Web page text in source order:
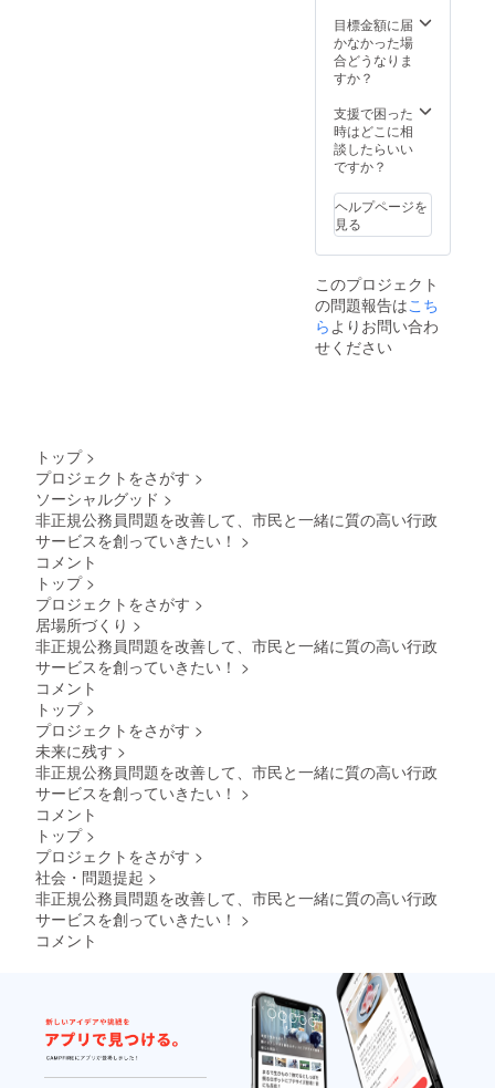
スメントを
受け、訴え
ても認めら
れず、法律
が適用され
ないなどの
理由でその
まま雇止め
になり、メ
ンタル疾患
に至るなど
の状況にあ
ります。市
民を守るた
できない状
大切にし、
オープン
チャット、
流でき、時
目標金額に届
かなかった場
合どうなりま
すか？
支援で困った
時はどこに相
談したらいい
ですか？
ヘルプページを
見る
このプロジェクト
の問題報告はこち
らよりお問い合わ
せください
トップ >
プロジェクトをさがす >
ソーシャルグッド >
非正規公務員問題を改善して、市民と一緒に質の高い行政
サービスを創っていきたい！ >
コメント
トップ >
プロジェクトをさがす >
居場所づくり >
非正規公務員問題を改善して、市民と一緒に質の高い行政
サービスを創っていきたい！ >
コメント
トップ >
プロジェクトをさがす >
未来に残す >
非正規公務員問題を改善して、市民と一緒に質の高い行政
サービスを創っていきたい！ >
コメント
トップ >
プロジェクトをさがす >
社会・問題提起 >
非正規公務員問題を改善して、市民と一緒に質の高い行政
サービスを創っていきたい！ >
コメント